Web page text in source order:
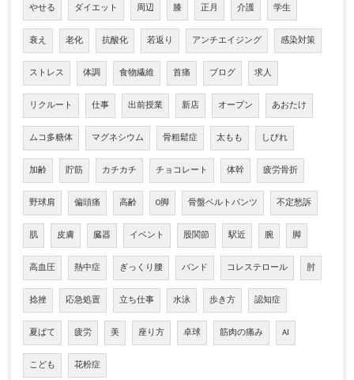
やせる ダイエット 周辺 膝 正月 介護 学生
衰え 老化 抗酸化 若返り アンチエイジング 感染対策
ストレス 体調 食物繊維 首痛 ブログ 求人
リクルート 仕事 出前授業 新店 オープン あおたけ
ムコ多糖体 マグネシウム 骨粗鬆症 太もも しびれ
加齢 貯筋 カチカチ チョコレート 体幹 疲労骨折
野球肩 偏頭痛 高齢 O脚 骨盤ベルトパンツ 不定愁訴
肌 皮膚 臓器 イベント 股関節 駅近 腕 脚
高血圧 熱中症 ぎっくり腰 バンド コレステロール 肘
捻挫 応急処置 立ち仕事 水泳 歩き方 認知症
夏ばて 疲労 美 座り方 卓球 筋肉の痛み AI
こども 花粉症